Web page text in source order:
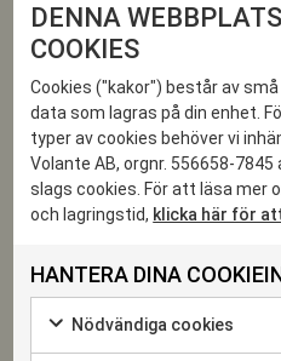
relationen mellan människa och
Åsa Nilsonne (1949) är
medicinsk psykologi vid
författare till ett flertal böcker,
är det som bestämmer i ditt liv?
beslut.
DENNA
COOKIES
Cookies ("kakor") består av
data som lagras på din enhet.
typer av cookies behöver vi
Volante AB, orgnr. 556658-
slags cookies. För att läsa mer
och lagringstid, klicka här för
HANTERA DINA
Nödvändiga cookies